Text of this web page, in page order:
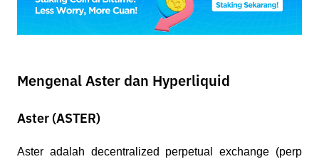
Mengenal Aster dan Hyperliquid
Aster (ASTER)
Aster adalah decentralized perpetual exchange (perp